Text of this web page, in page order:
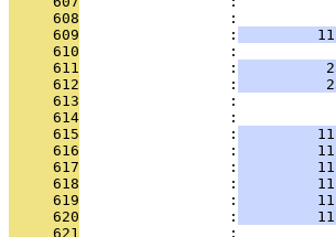
     608
:
     609
                 :
     610
:
     611
                 :
     612
                 :
     613
:
     614
:
     615
                 :
     616
                 :
     617
                 :
     618
                 :
     619
                 :
     620
                 :
     621
: